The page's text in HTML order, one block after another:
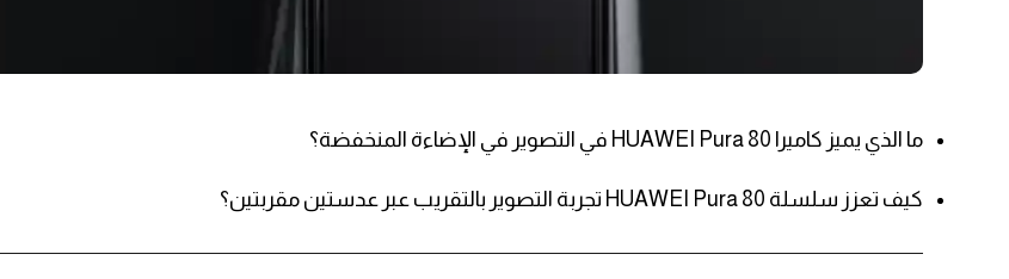
ما الذي يميز كاميرا HUAWEI Pura 80 في التصوير في الإضاءة المنخفضة؟
كيف تعزز سلسلة HUAWEI Pura 80 تجربة التصوير بالتقريب عبر عدستين مقربتين؟